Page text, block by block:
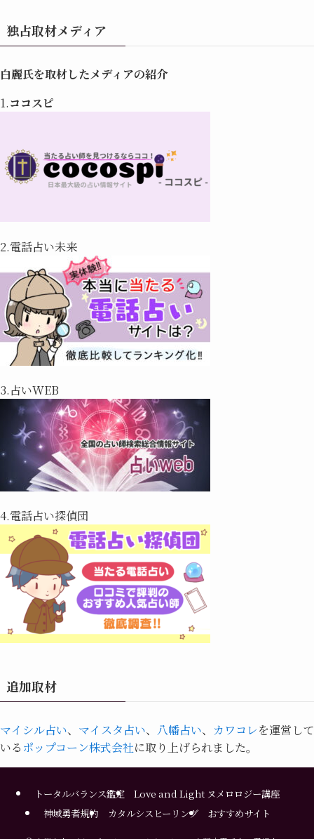
独占取材メディア
白麗氏を取材したメディアの紹介
1.ココスピ
2.電話占い未来
3.占いWEB
4.電話占い探偵団
追加取材
マイシル占い、 マイスタ占い、 八幡占い、 カワコレを運営して
いる ポップコーン株式会社に取り上げられました。
トータルバランス鑑定
Love and Light ヌメロロジー講座
神域勇者規約
カタルシスヒーリング おすすめサイト